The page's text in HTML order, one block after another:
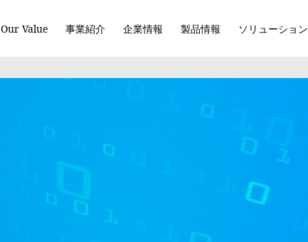
Our Value 事業紹介 企業情報 製品情報 ソリューション